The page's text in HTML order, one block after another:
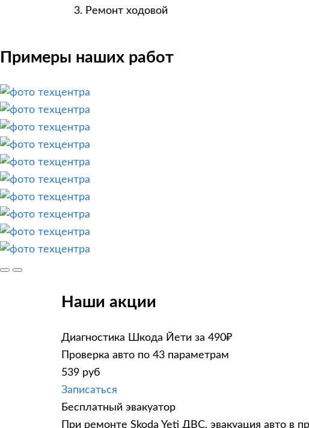
Ремонт ходовой
Примеры наших работ
Наши акции
Диагностика Шкода Йети за 490₽
Проверка авто по 43 параметрам
539 руб
Записаться
Бесплатный эвакуатор
При ремонте Skoda Yeti ДВС, эвакуация авто в